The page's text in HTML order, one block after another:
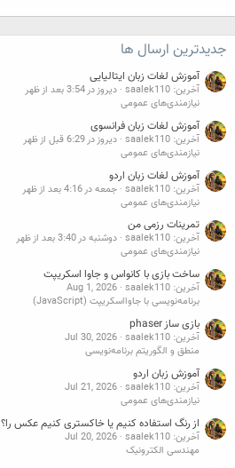
جدیدترین ارسال ها
آموزش لغات زبان ایتالیایی
آخرین: saalek110
دیروز در 3:54 بعد از ظهر
نیازمندی‌های عمومی
آموزش لغات زبان فرانسوی
آخرین: saalek110
دیروز در 6:29 قبل از ظهر
نیازمندی‌های عمومی
آموزش لغات زبان اردو
آخرین: saalek110
جمعه در 4:16 بعد از ظهر
نیازمندی‌های عمومی
تمرینات رزمی من
آخرین: saalek110
دوشنبه در 3:40 بعد از ظهر
نیازمندی‌های عمومی
ساخت بازی با کانواس و جاوا اسکریپت
آخرین: saalek110
Aug 1, 2026
برنامه‌نویسی با جاوااسکریپت (JavaScript)
بازی ساز phaser
آخرین: saalek110
Jul 30, 2026
منطق و الگوریتم برنامه‌نویسی
آموزش زبان اردو
آخرین: saalek110
Jul 21, 2026
نیازمندی‌های عمومی
از رنگ استفاده کنیم یا خاکستری کنیم عکس را؟
آخرین: saalek110
Jul 20, 2026
مهندسی الکترونیک